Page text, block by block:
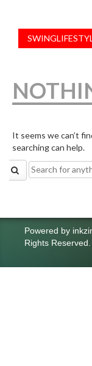
It seems we can’t
searching can help.
Search
for:
Powered by
Rights Reserved.